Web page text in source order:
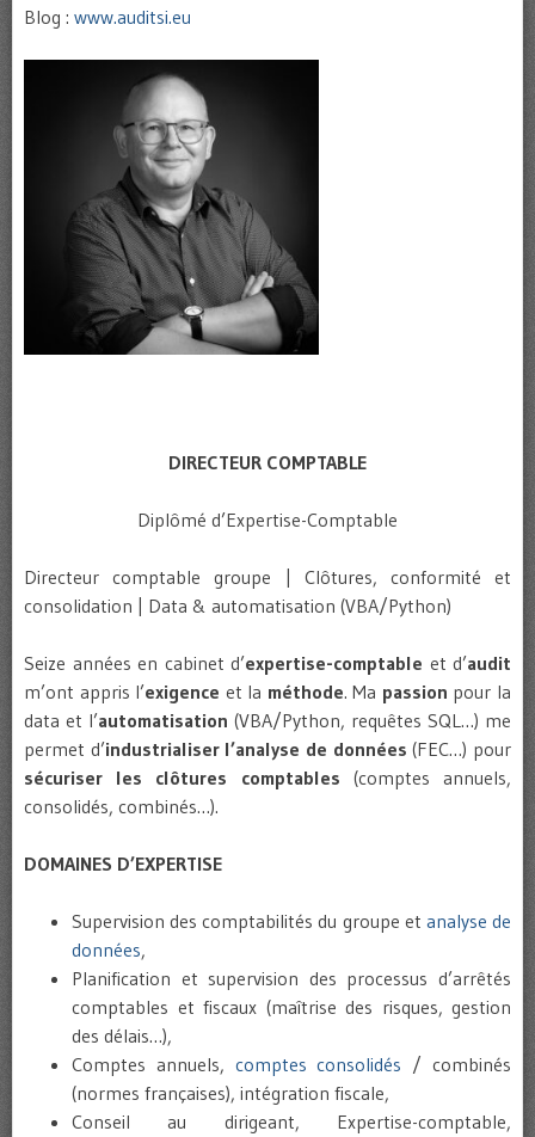
Blog : www.auditsi.eu
DIRECTEUR COMPTABLE
Diplômé d’Expertise-Comptable
Directeur comptable groupe | Clôtures, conformité et
consolidation | Data & automatisation (VBA/Python)
Seize années en cabinet d’expertise-comptable et d’audit
m’ont appris l’exigence et la méthode. Ma passion pour la
data et l’automatisation (VBA/Python, requêtes SQL…) me
permet d’industrialiser l’analyse de données (FEC…) pour
sécuriser les clôtures comptables (comptes annuels,
consolidés, combinés…).
DOMAINES D’EXPERTISE
Supervision des comptabilités du groupe et analyse de
données,
Planification et supervision des processus d’arrêtés
comptables et fiscaux (maîtrise des risques, gestion
des délais…),
Comptes annuels, comptes consolidés / combinés
(normes françaises), intégration fiscale,
Conseil au dirigeant, Expertise-comptable,